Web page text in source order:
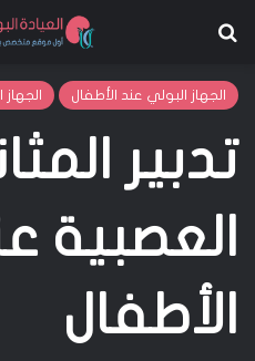
الجهاز البولي عند الأطفال الجهاز
تدبير
العصبية
الأطفال